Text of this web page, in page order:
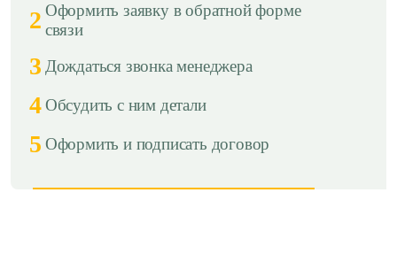
2 Оформить заявку в обратной форме
связи
3 Дождаться звонка менеджера
4 Обсудить с ним детали
5 Оформить и подписать договор